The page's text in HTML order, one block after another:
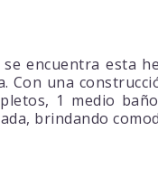
encuentra esta
una
1 medio
brindando